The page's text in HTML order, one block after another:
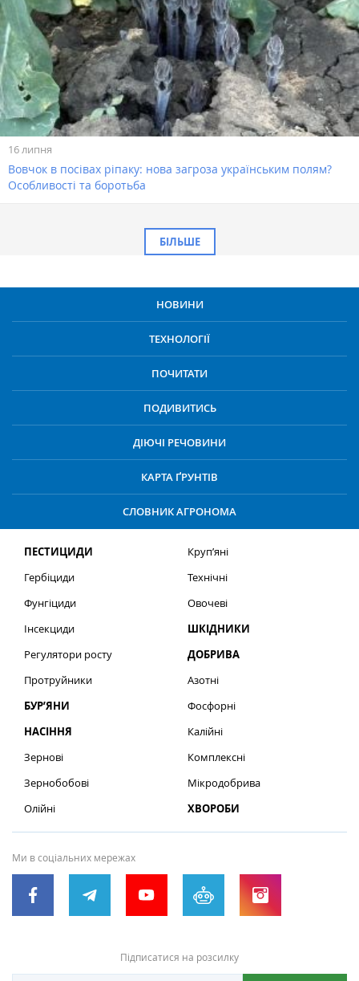
16 липня
Вовчок в посівах ріпаку: нова загроза українським полям?
Особливості та боротьба
БІЛЬШЕ
НОВИНИ
ТЕХНОЛОГІЇ
ПОЧИТАТИ
ПОДИВИТИСЬ
ДІЮЧІ РЕЧОВИНИ
КАРТА ҐРУНТІВ
СЛОВНИК АГРОНОМА
ПЕСТИЦИДИ
Гербіциди
Фунгіциди
Інсекциди
Регулятори росту
Протруйники
БУР’ЯНИ
НАСІННЯ
Зернові
Зернобобові
Олійні
Круп’яні
Технічні
Овочеві
ШКІДНИКИ
ДОБРИВА
Азотні
Фосфорні
Калійні
Комплексні
Мікродобрива
ХВОРОБИ
Ми в соціальних мережах
Підписатися на розсилку